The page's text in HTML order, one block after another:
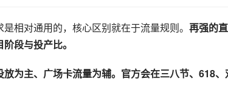
相对通用的，核心区别就在于流量规则。 再强的
段与投产比。
放为主、广场卡流量为辅。官方会在三八节、618、